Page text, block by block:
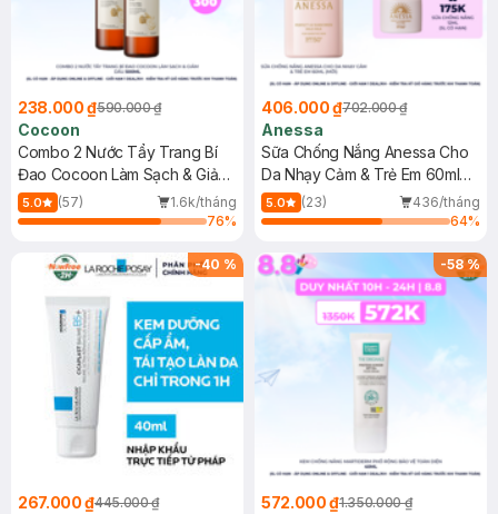
238.000 ₫590.000 ₫
Cocoon
Combo 2 Nước Tẩy Trang Bí
Đao Cocoon Làm Sạch & Giảm
Dầu 500ml
5.0 (57)
1.6k/tháng
76%
406.000 ₫702.000 ₫
Anessa
Sữa Chống Nắng Anessa Cho
Da Nhạy Cảm & Trẻ Em 60ml
(Mới)
5.0 (23)
436/tháng
64%
-40 %
267.000 ₫445.000 ₫
-58%
572.000 ₫1.350.000 ₫